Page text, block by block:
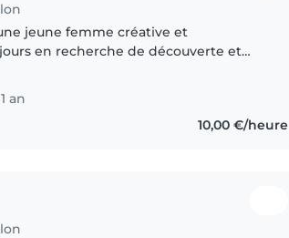
jeune femme créative et
en recherche de découverte et
observation..
an
10,00 €/heure